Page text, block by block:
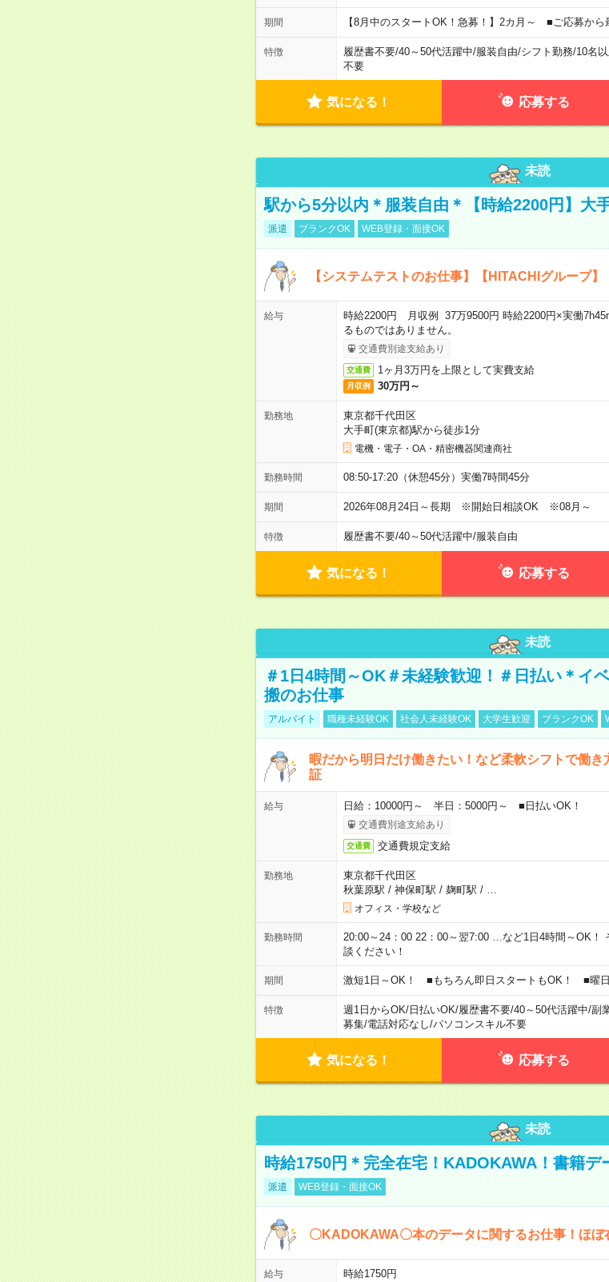
期間 【8月中のスタートOK！急募！】2カ月～ ■ご応募から
特徴 履歴書不要/40～50代活躍中/服装自由/シフト勤務/10名
不要
気になる！ 応募する
未読
駅から5分以内＊服装自由＊【時給2200円】大
派遣 ブランクOK WEB登録・面接OK
【システムテストのお仕事】【HITACHIグループ】
給与
時給2200円 月収例 37万9500円 時給2200円×実働
るものではありません。
交通費別途支給あり
交通費 1ヶ月3万円を上限として実費支給
月収例 30万円～
勤務地
東京都千代田区
大手町(東京都)駅から徒歩1分
電機・電子・OA・精密機器関連商社
勤務時間 08:50-17:20（休憩45分）実働7時間45分
期間 2026年08月24日～長期 ※開始日相談OK ※08月～
特徴 履歴書不要/40～50代活躍中/服装自由
気になる！ 応募する
未読
＃1日4時間～OK＃未経験歓迎！＃日払い＊イ
搬のお仕事
アルバイト 職種未経験OK 社会人未経験OK 大学生歓迎 ブランクOK
暇だから明日だけ働きたい！など柔軟シフトで働
証
給与 日給：10000円～ 半日：5000円～ ■日払いOK！
交通費別途支給あり
交通費 交通費規定支給
勤務地
東京都千代田区
秋葉原駅 / 神保町駅 / 麹町駅 /
オフィス・学校など
勤務時間
20:00～24：00 22：00～翌7:00 …など1日4時間～OK！
談ください！
期間 激短1日～OK！ ■もちろん即日スタートもOK！ ■曜日
特徴 週1日からOK/日払いOK/履歴書不要/40～50代活躍中/副
募集/電話対応なし/パソコンスキル不要
気になる！ 応募する
未読
時給1750円＊完全在宅！KADOKAWA！書籍デ
派遣 WEB登録・面接OK
〇KADOKAWA〇本のデータに関するお仕事！ほぼ
給与 時給1750円